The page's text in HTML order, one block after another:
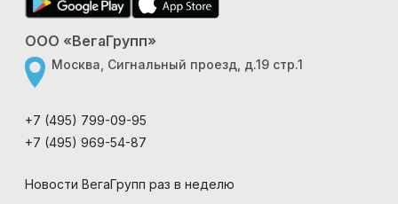
ООО «ВегаГрупп»
Москва, Сигнальный проезд, д.19 стр.1
+7 (495) 799-09-95
+7 (495) 969-54-87
Новости ВегаГрупп раз в неделю